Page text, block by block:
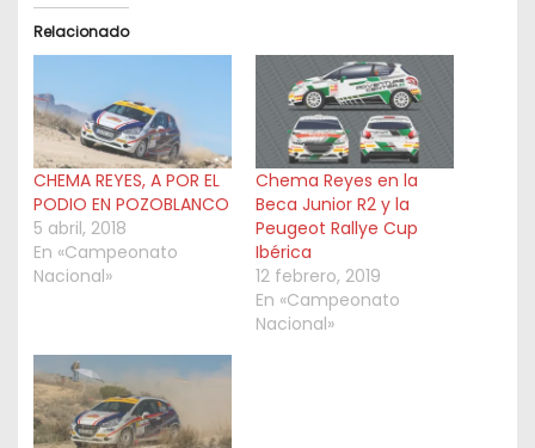
Relacionado
CHEMA REYES, A POR EL
PODIO EN POZOBLANCO
5 abril, 2018
En «Campeonato
Nacional»
Chema Reyes en la
Beca Junior R2 y la
Peugeot Rallye Cup
Ibérica
12 febrero, 2019
En «Campeonato
Nacional»